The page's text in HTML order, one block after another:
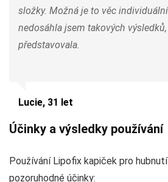
složky. Možná je to věc
nedosáhla jsem takových
představovala.
Lucie, 31 let
Účinky a výsledky používání
Používání Lipofix kapiček pro
pozoruhodné účinky: